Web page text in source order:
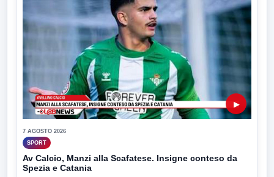
▶
7 AGOSTO 2026
SPORT
Av Calcio, Manzi alla Scafatese. Insigne conteso da
Spezia e Catania